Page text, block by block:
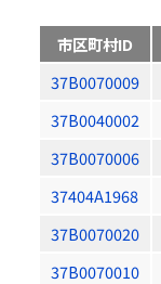
市区町村ID
37B0070009
37B0040002
37B0070006
37404A1968
37B0070020
37B0070010